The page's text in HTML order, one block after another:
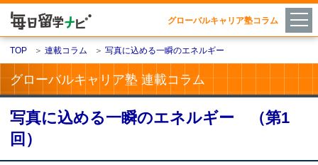
グローバルキャリア塾コラム
TOP ＞ 連載コラム ＞ 写真に込める一瞬のエネルギー
グローバルキャリア塾 連載コラム
写真に込める一瞬のエネルギー （第1
回）